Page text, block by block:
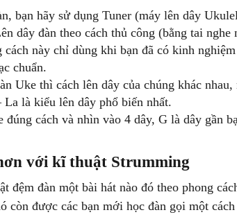
bạn hãy sử dụng Tuner (máy lên dây
dây đàn theo cách thủ công (bằng tai nghe
cách này chỉ dùng khi bạn đã có kinh
chuẩn.
Uke thì cách lên dây của chúng khác
là kiểu lên dây phổ biến nhất.
cách và nhìn vào 4 dây, G là dây gần
với kĩ thuật Strumming
đệm đàn một bài hát nào đó theo phong
còn được các bạn mới học đàn gọi một